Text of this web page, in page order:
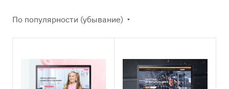
По популярности (убывание)